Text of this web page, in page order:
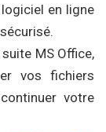
en ligne
MS Office,
vos fichiers
votre